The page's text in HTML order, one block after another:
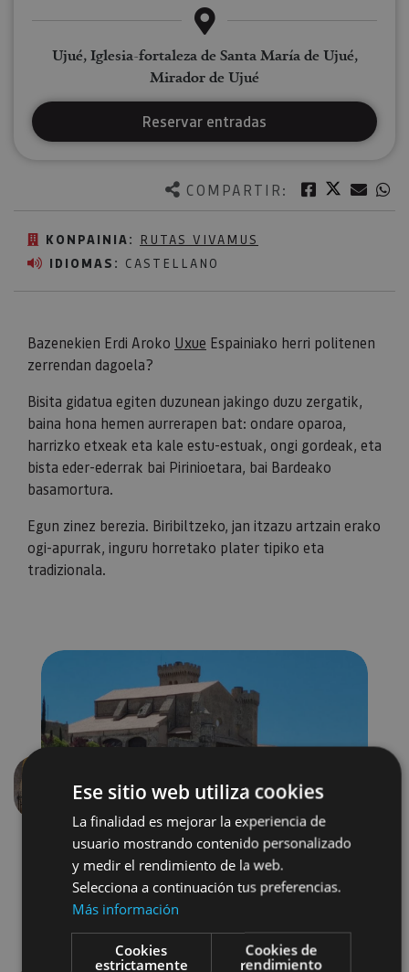
COMPARTIR: Facebook
Twitter
KONPAINIA: RUTAS VIVAMUS
IDIOMAS: CASTELLANO
Bazenekien Erdi Aroko Uxue Espainiako herri politenen
zerrendan dagoela?
Bisita gidatua egiten duzunean jakingo duzu zergatik,
baina hona hemen aurrerapen bat: ondare oparoa,
harrizko etxeak eta kale estu-estuak, ongi gordeak, eta
bista eder-ederrak bai Pirinioetara, bai Bardeako
basamortura.
Egun zinez berezia. Biribiltzeko, jan itzazu artzain erako
ogi-apurrak, inguru horretako plater tipiko eta
tradizionala.
Ujué, Iglesia-fortaleza de Santa María de Ujué,
Mirador de Ujué
Reservar entradas
Aurrekoa
Castillos y fortalezas
Ese sitio web utiliza cookies
La finalidad es mejorar la experiencia de
usuario mostrando contenido personalizado
y medir el rendimiento de la web.
Selecciona a continuación tus preferencias.
Más información
Cookies
estrictamente
Cookies de
rendimiento